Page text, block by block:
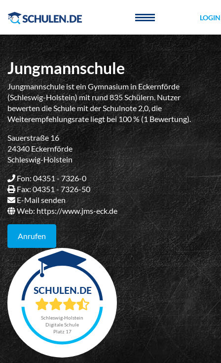
LOGIN
Jungmannschule
Jungmannschule ist ein Gymnasium in Eckernförde
(Schleswig-Holstein) mit rund 835 Schülern. Nutzer
bewerten die Schule mit der Schulnote 2,0, die
Weiterempfehlungsrate liegt bei 100 % (1 Bewertung).
Sauerstraße 16
24340 Eckernförde
Schleswig-Holstein
Fon: 04351 - 7326-0
Fax: 04351 - 7326-50
E-Mail senden
Web: https://www.jms-eck.de
Anrufen
Schleswig-Holstein
Digitale Schule
Platz 17